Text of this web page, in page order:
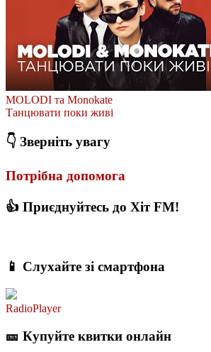
MOLODI та Monokate
Танцювати поки живі
👇 Зверніть увагу
Потрібна допомога
👍 Приєднуйтесь до Хіт FM!
📱 Слухайте зі смартфона
RadioPlayer
🎫 Купуйте квитки онлайн